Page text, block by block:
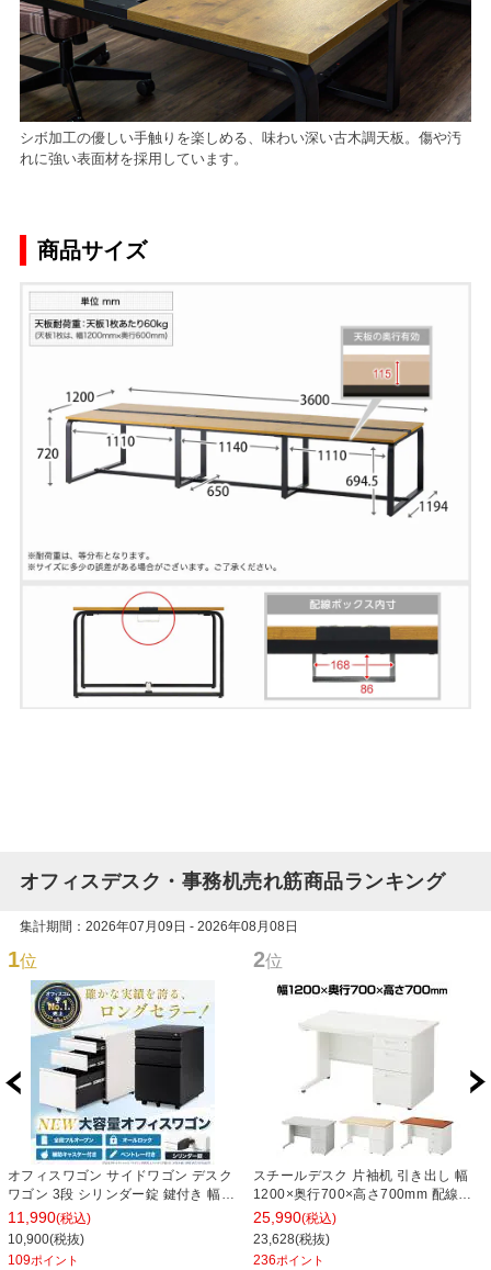
シボ加工の優しい手触りを楽しめる、味わい深い古木調天板。傷や汚
れに強い表面材を採用しています。
商品サイズ
オフィスデスク・事務机売れ筋商品ランキング
集計期間：2026年07月09日 - 2026年08月08日
1位
オフィスワゴン サイドワゴン デスク
ワゴン 3段 シリンダー錠 鍵付き 幅
390×奥行510×高さ600mm【ホワイ
ト・ブラック】
11,990(税込)
10,900(税抜)
109ポイント
2位
スチールデスク 片袖机 引き出し 幅
1200×奥行700×高さ700mm 配線穴
事務机 ビジネスデスク
25,990(税込)
23,628(税抜)
236ポイント